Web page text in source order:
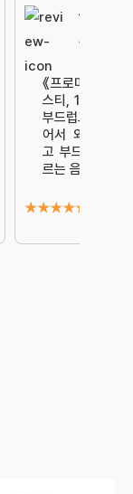
콤팩트하
외촐용으
《프로미스 실
스티, 1개》✴️
부드럽고 콤팩
어서 외출용으
고 부드러운 실
르는 음식물을
★★★★★